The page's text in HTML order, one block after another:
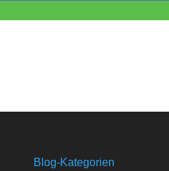
Blog-Kategorien